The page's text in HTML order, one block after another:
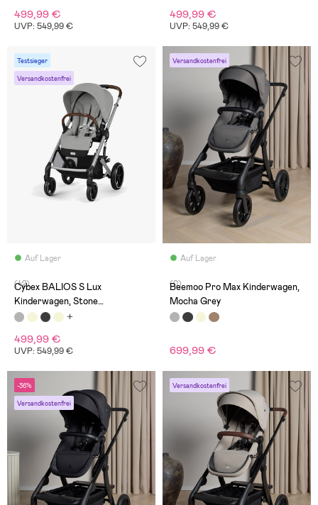
499,99 €
UVP: 549,99 €
499,99 €
UVP: 549,99 €
Testsieger
Versandkostenfrei
Auf Lager
(42)
Cybex BALIOS S Lux
Kinderwagen, Stone
Grey/Silver
499,99 €
UVP: 549,99 €
Versandkostenfrei
Auf Lager
(0)
Beemoo Pro Max Kinderwagen,
Mocha Grey
699,99 €
-36%
Versandkostenfrei
Versandkostenfrei